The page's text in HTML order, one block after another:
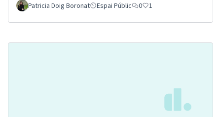
Patricia Doig Boronat
Espai Públic 0 1